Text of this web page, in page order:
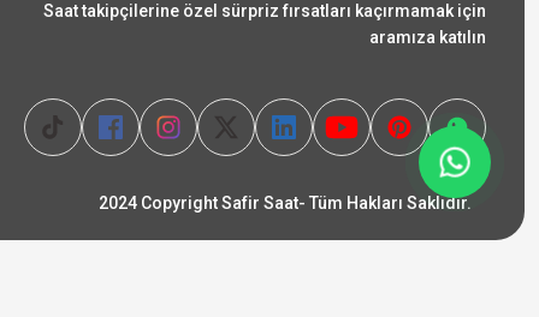
Saat takipçilerine özel sürpriz fırsatları kaçırmamak için
aramıza katılın
2024 Copyright Safir Saat- Tüm Hakları Saklıdır.